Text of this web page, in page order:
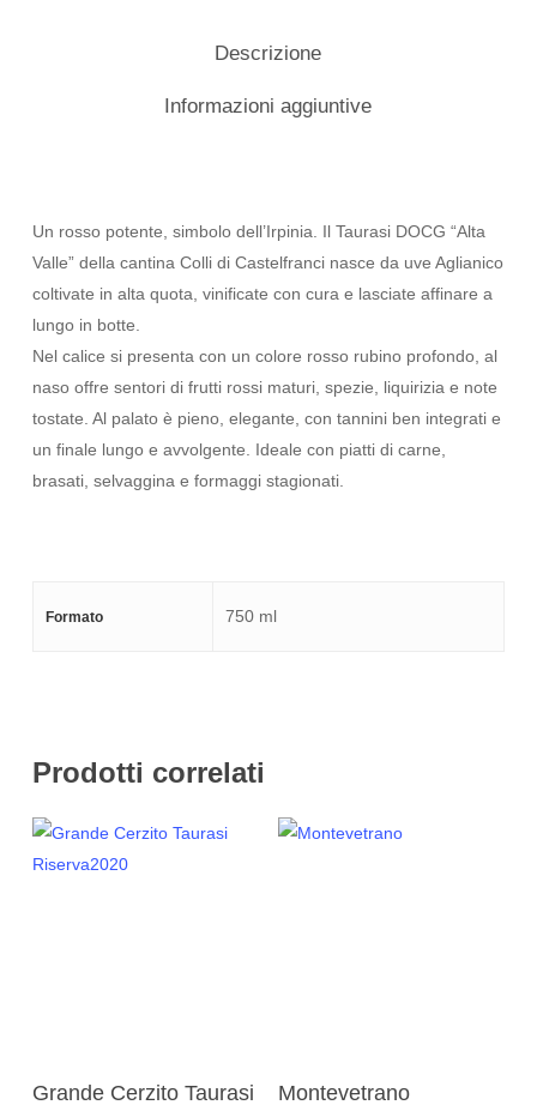
Descrizione
Informazioni aggiuntive
Un rosso potente, simbolo dell’Irpinia. Il Taurasi DOCG “Alta
Valle” della cantina Colli di Castelfranci nasce da uve Aglianico
coltivate in alta quota, vinificate con cura e lasciate affinare a
lungo in botte.
Nel calice si presenta con un colore rosso rubino profondo, al
naso offre sentori di frutti rossi maturi, spezie, liquirizia e note
tostate. Al palato è pieno, elegante, con tannini ben integrati e
un finale lungo e avvolgente. Ideale con piatti di carne,
brasati, selvaggina e formaggi stagionati.
Formato 750 ml
Prodotti correlati
Aggiungi Al Carrello
Grande Cerzito Taurasi
Aggiungi Al Carrello
Montevetrano